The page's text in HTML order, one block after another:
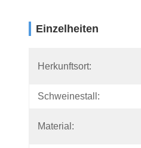
Einzelheiten
Herkunftsort:
Schweinestall:
Material: